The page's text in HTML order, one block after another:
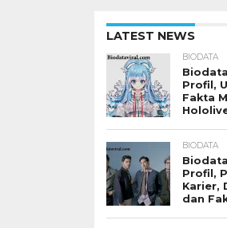
LATEST NEWS
BIODATA
Profil,
Fakta
BIODATA
Profil,
Karier,
dan